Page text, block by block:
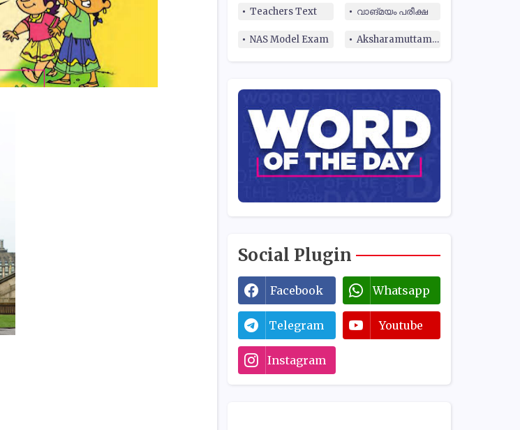
Teachers Text വാങ്മയം പരീക്ഷ
NAS Model Exam Aksharamuttam Quiz
Social Plugin
Facebook Whatsapp
Telegram Youtube
Instagram